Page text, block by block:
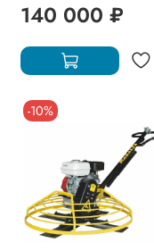
140 000 ₽
-10%